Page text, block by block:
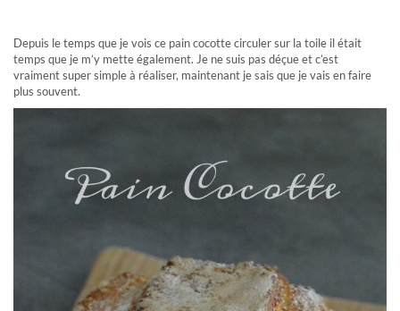
Depuis le temps que je vois ce pain cocotte circuler sur la toile il était
temps que je m’y mette également. Je ne suis pas déçue et c’est
vraiment super simple à réaliser, maintenant je sais que je vais en faire
plus souvent.